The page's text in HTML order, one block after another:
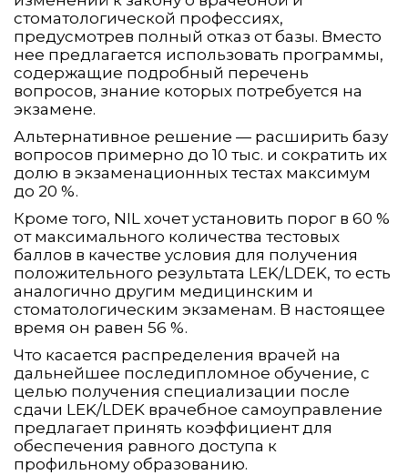
стоматологической профессиях,
предусмотрев полный отказ от базы. Вместо
нее предлагается использовать программы,
содержащие подробный перечень
вопросов, знание которых потребуется на
экзамене.
Альтернативное решение — расширить базу
вопросов примерно до 10 тыс. и сократить их
долю в экзаменационных тестах максимум
до 20 %.
Кроме того, NIL хочет установить порог в 60 %
от максимального количества тестовых
баллов в качестве условия для получения
положительного результата LEK/LDEK, то есть
аналогично другим медицинским и
стоматологическим экзаменам. В настоящее
время он равен 56 %.
Что касается распределения врачей на
дальнейшее последипломное обучение, с
целью получения специализации после
сдачи LEK/LDEK врачебное самоуправление
предлагает принять коэффициент для
обеспечения равного доступа к
профильному образованию.